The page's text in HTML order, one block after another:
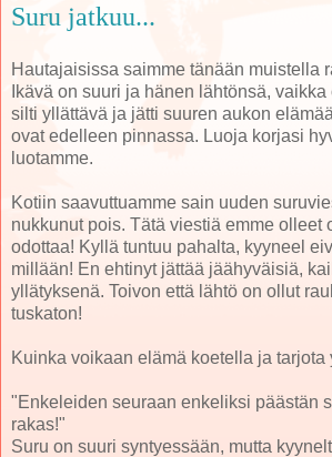
Suru jatkuu...
Hautajaisissa saimme tänään muistella
Ikävä on suuri ja hänen lähtönsä,
silti yllättävä ja jätti suuren aukon
ovat edelleen pinnassa. Luoja korjasi
luotamme.
Kotiin saavuttuamme sain uuden
nukkunut pois. Tätä viestiä emme olleet
odottaa! Kyllä tuntuu pahalta, kyyneel
millään! En ehtinyt jättää jäähyväisiä,
yllätyksenä. Toivon että lähtö on ollut
tuskaton!
Kuinka voikaan elämä koetella ja tarjota
"Enkeleiden seuraan enkeliksi päästän
rakas!"
Suru on suuri syntyessään, mutta